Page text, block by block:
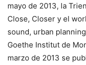
mayo de 2013, la
Close, Closer y el
sound, urban
Goethe Institut de
marzo de 2013 se